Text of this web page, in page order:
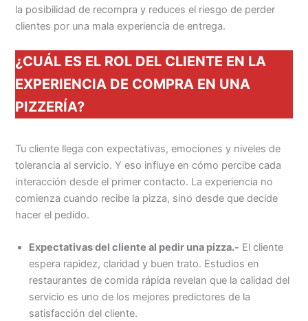
la posibilidad de recompra y reduces el riesgo de perder
clientes por una mala experiencia de entrega.
¿CUÁL ES EL ROL DEL CLIENTE EN LA
EXPERIENCIA DE COMPRA EN UNA
PIZZERÍA?
Tu cliente llega con expectativas, emociones y niveles de
tolerancia al servicio. Y eso influye en cómo percibe cada
interacción desde el primer contacto. La experiencia no
comienza cuando recibe la pizza, sino desde que decide
hacer el pedido.
Expectativas del cliente al pedir una pizza.- El cliente
espera rapidez, claridad y buen trato. Estudios en
restaurantes de comida rápida revelan que la calidad del
servicio es uno de los mejores predictores de la
satisfacción del cliente.